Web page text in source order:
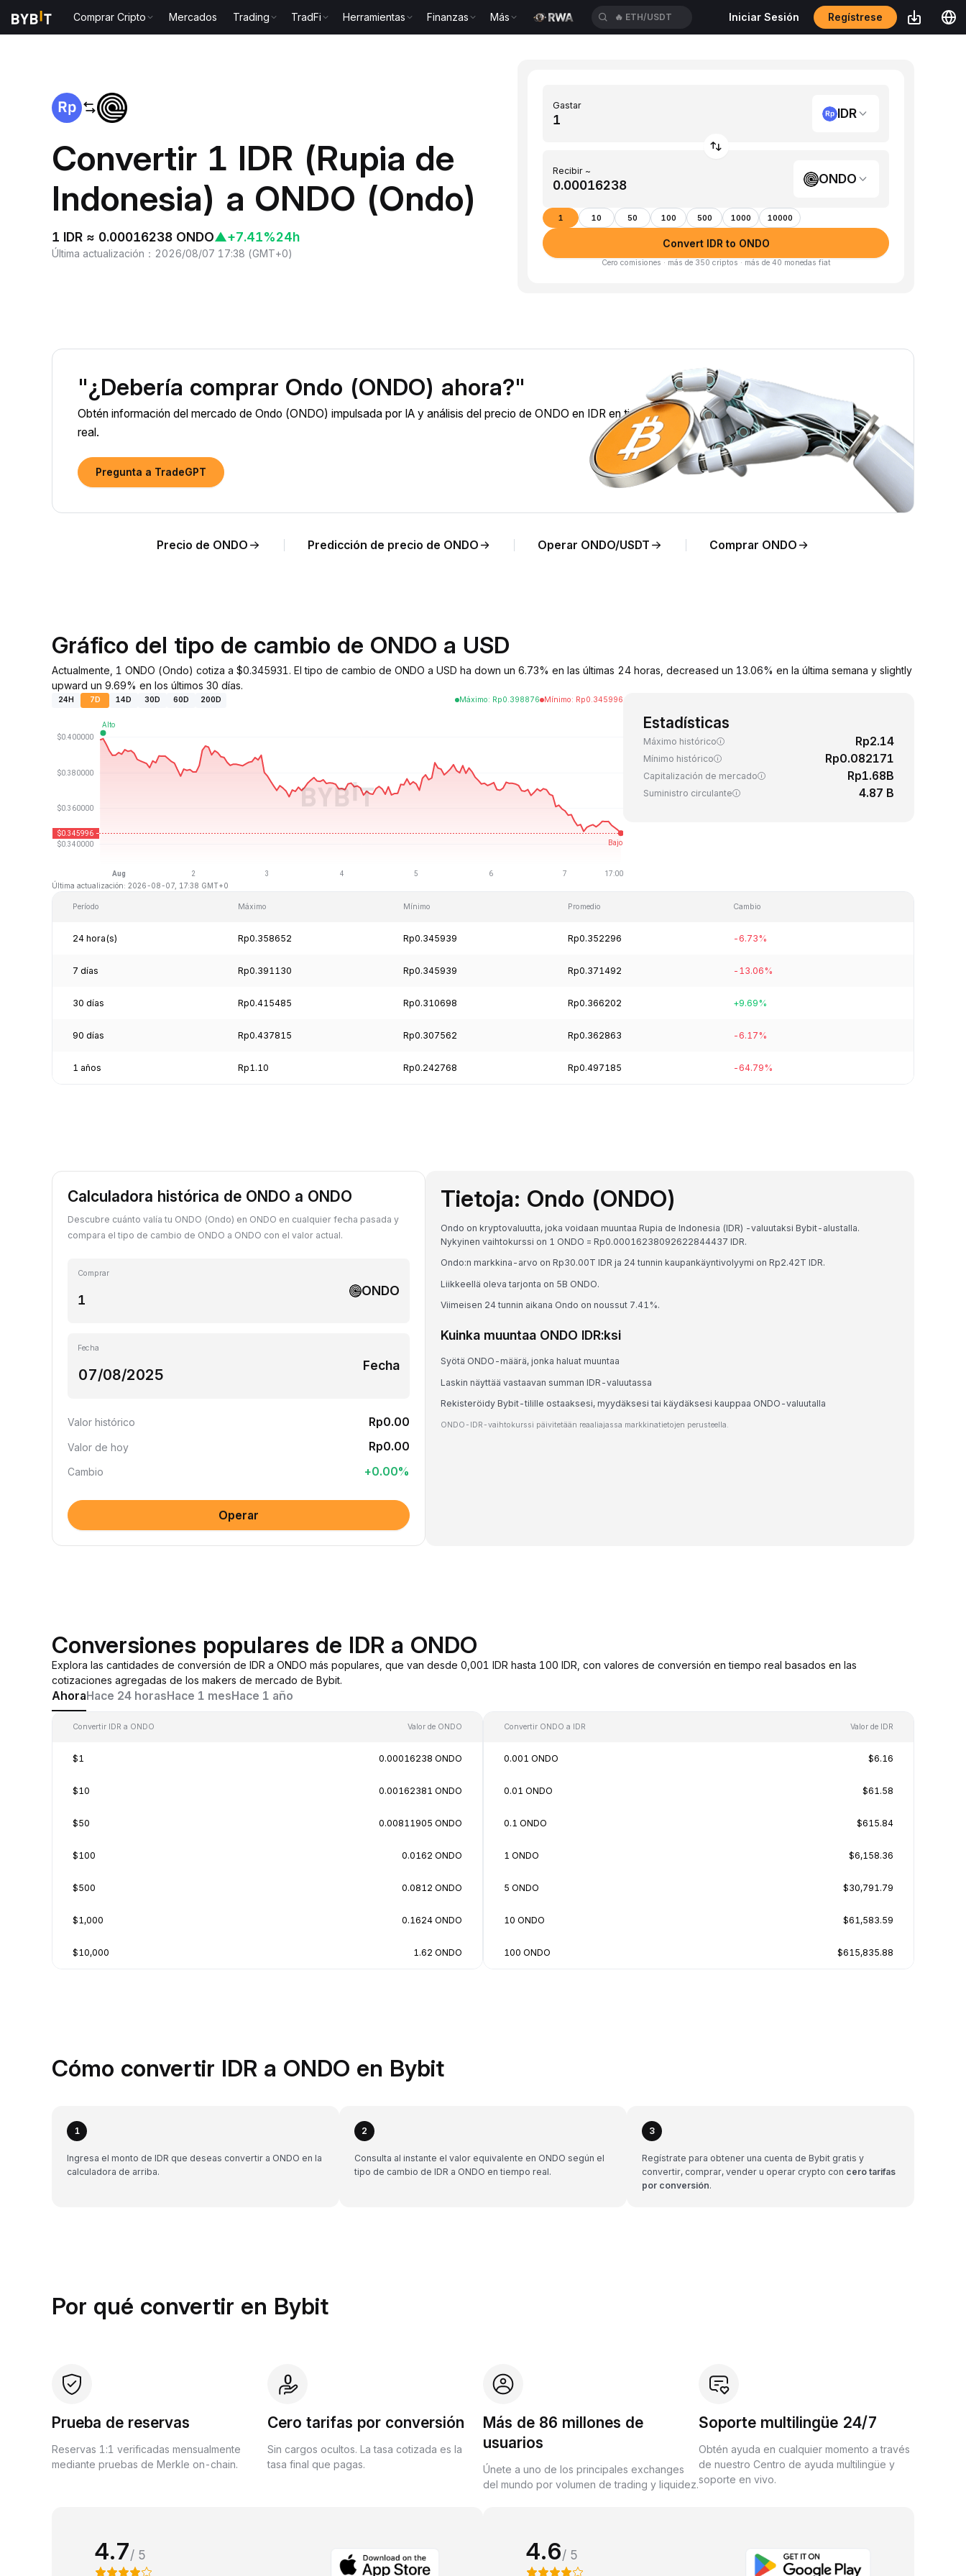
Comprar Cripto Mercados Trading TradFi Herramientas Finanzas Más 🔥 ETH/USDT Iniciar Sesión Regístrese
Convertir 1 IDR (Rupia de
Indonesia) a ONDO (Ondo)
1 IDR ≈ 0.00016238 ONDO▲+7.41%24h
Última actualización ： 2026/08/07 17:38 (GMT+0)
Gastar
IDR
Recibir ~
ONDO
1 10 50 100 500 1000 10000
Convert IDR to ONDO
Cero comisiones · más de 350 criptos · más de 40 monedas fiat
"¿Debería comprar Ondo (ONDO) ahora?"
Obtén información del mercado de Ondo (ONDO) impulsada por IA y análisis del precio de ONDO en IDR en tiempo
real.
Pregunta a TradeGPT
Precio de ONDO Predicción de precio de ONDO Operar ONDO/USDT Comprar ONDO
Gráfico del tipo de cambio de ONDO a USD
Actualmente, 1 ONDO (Ondo) cotiza a $0.345931. El tipo de cambio de ONDO a USD ha down un 6.73% en las últimas 24 horas, decreased un 13.06% en la última semana y slightly
upward un 9.69% en los últimos 30 días.
24H 7D 14D 30D 60D 200D Máximo: Rp0.398876 Mínimo: Rp0.345996
Última actualización: 2026-08-07, 17:38 GMT+0
Estadísticas
Máximo histórico Rp2.14
Mínimo histórico Rp0.082171
Capitalización de mercado Rp1.68B
Suministro circulante 4.87 B
Período Máximo Mínimo Promedio Cambio
24 hora(s) Rp0.358652 Rp0.345939 Rp0.352296 -6.73%
7 días Rp0.391130 Rp0.345939 Rp0.371492 -13.06%
30 días Rp0.415485 Rp0.310698 Rp0.366202 +9.69%
90 días Rp0.437815 Rp0.307562 Rp0.362863 -6.17%
1 años Rp1.10 Rp0.242768 Rp0.497185 -64.79%
Calculadora histórica de ONDO a ONDO
Descubre cuánto valía tu ONDO (Ondo) en ONDO en cualquier fecha pasada y
compara el tipo de cambio de ONDO a ONDO con el valor actual.
Comprar
ONDO
Fecha
Fecha
Valor histórico Rp0.00
Valor de hoy Rp0.00
Cambio +0.00%
Operar
Tietoja: Ondo (ONDO)
Ondo on kryptovaluutta, joka voidaan muuntaa Rupia de Indonesia (IDR) -valuutaksi Bybit-alustalla.
Nykyinen vaihtokurssi on 1 ONDO = Rp0.00016238092622844437 IDR.
Ondo:n markkina-arvo on Rp30.00T IDR ja 24 tunnin kaupankäyntivolyymi on Rp2.42T IDR.
Liikkeellä oleva tarjonta on 5B ONDO.
Viimeisen 24 tunnin aikana Ondo on noussut 7.41%.
Kuinka muuntaa ONDO IDR:ksi
Syötä ONDO-määrä, jonka haluat muuntaa
Laskin näyttää vastaavan summan IDR-valuutassa
Rekisteröidy Bybit-tilille ostaaksesi, myydäksesi tai käydäksesi kauppaa ONDO-valuutalla
ONDO-IDR-vaihtokurssi päivitetään reaaliajassa markkinatietojen perusteella.
Conversiones populares de IDR a ONDO
Explora las cantidades de conversión de IDR a ONDO más populares, que van desde 0,001 IDR hasta 100 IDR, con valores de conversión en tiempo real basados en las
cotizaciones agregadas de los makers de mercado de Bybit.
AhoraHace 24 horasHace 1 mesHace 1 año
Convertir IDR a ONDO Valor de ONDO
$1 0.00016238 ONDO
$10 0.00162381 ONDO
$50 0.00811905 ONDO
$100 0.0162 ONDO
$500 0.0812 ONDO
$1,000 0.1624 ONDO
$10,000 1.62 ONDO
Convertir ONDO a IDR Valor de IDR
0.001 ONDO $6.16
0.01 ONDO $61.58
0.1 ONDO $615.84
1 ONDO $6,158.36
5 ONDO $30,791.79
10 ONDO $61,583.59
100 ONDO $615,835.88
Cómo convertir IDR a ONDO en Bybit
1
Ingresa el monto de IDR que deseas convertir a ONDO en la
calculadora de arriba.
2
Consulta al instante el valor equivalente en ONDO según el
tipo de cambio de IDR a ONDO en tiempo real.
3
Regístrate para obtener una cuenta de Bybit gratis y
convertir, comprar, vender u operar crypto con cero tarifas
por conversión.
Por qué convertir en Bybit
Prueba de reservas
Reservas 1:1 verificadas mensualmente
mediante pruebas de Merkle on-chain.
Cero tarifas por conversión
Sin cargos ocultos. La tasa cotizada es la
tasa final que pagas.
Más de 86 millones de
usuarios
Únete a uno de los principales exchanges
del mundo por volumen de trading y liquidez.
Soporte multilingüe 24/7
Obtén ayuda en cualquier momento a través
de nuestro Centro de ayuda multilingüe y
soporte en vivo.
4.7/ 5 4.6/ 5